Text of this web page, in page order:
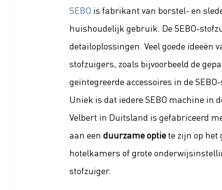
SEBO is fabrikant van borstel- en
huishoudelijk gebruik. De SEBO-
detailoplossingen. Veel goede ideeën
stofzuigers, zoals bijvoorbeeld de
geïntegreerde accessoires in de
Uniek is dat iedere SEBO machine in
Velbert in Duitsland is gefabriceerd
aan een duurzame optie te zijn op het
hotelkamers of grote
stofzuiger.